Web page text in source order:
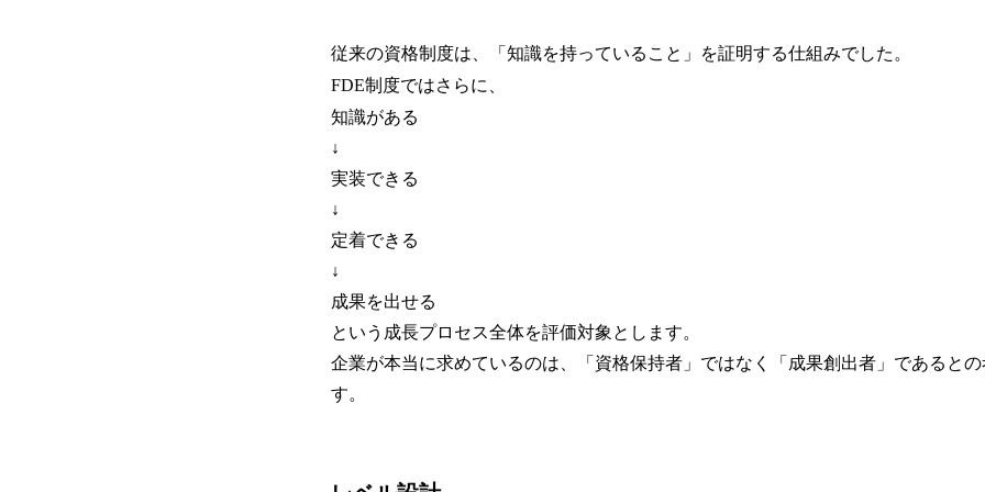
従来の資格制度は、「知識を持っていること」を証明する仕組みでした。
FDE制度ではさらに、
知識がある
↓
実装できる
↓
定着できる
↓
成果を出せる
という成長プロセス全体を評価対象とします。
企業が本当に求めているのは、「資格保持者」ではなく「成果創出者」であると
す。